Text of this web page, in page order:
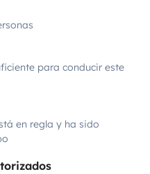
para conducir este
en regla y ha sido